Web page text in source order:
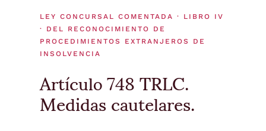
LEY CONCURSAL COMENTADA · LIBRO IV
· DEL RECONOCIMIENTO DE
PROCEDIMIENTOS EXTRANJEROS DE
INSOLVENCIA
Artículo 748 TRLC.
Medidas cautelares.